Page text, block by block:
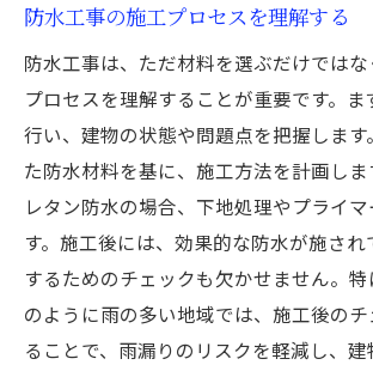
地元の専門家による施工事例
地域特性を活かした防水計画
防水工事の耐用年数を見極めるた
田区での実践的なガイド
耐用年数の評価基準
施工後の耐用年数を伸ばす工
防水工事の寿命を延ばすため
具体的な耐用年数事例の紹介
見極めるべき劣化のサイン
防水工事の施工プロセスを理解する
防水工事は、ただ材料を選ぶだけでは
プロセスを理解することが重要です。ま
行い、建物の状態や問題点を把握します
た防水材料を基に、施工方法を計画しま
レタン防水の場合、下地処理やプライ
す。施工後には、効果的な防水が施さ
するためのチェックも欠かせません。
のように雨の多い地域では、施工後の
ることで、雨漏りのリスクを軽減し、